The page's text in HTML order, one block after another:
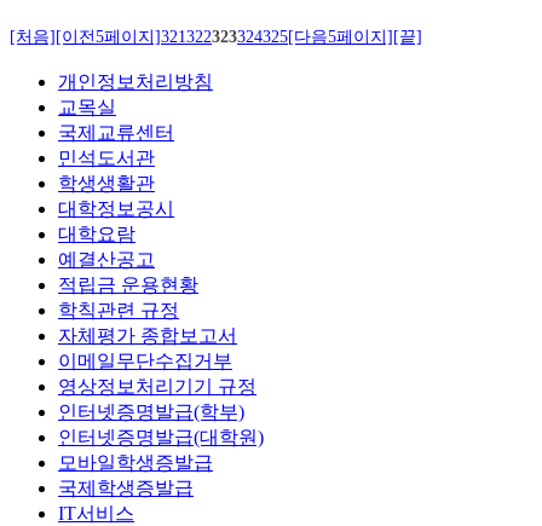
[처음][이전5페이지]321322323324325[다음5페이지][끝]
개인정보처리방침
교목실
국제교류센터
민석도서관
학생생활관
대학정보공시
대학요람
예결산공고
적립금 운용현황
학칙관련 규정
자체평가 종합보고서
이메일무단수집거부
영상정보처리기기 규정
인터넷증명발급(학부)
인터넷증명발급(대학원)
모바일학생증발급
국제학생증발급
IT서비스